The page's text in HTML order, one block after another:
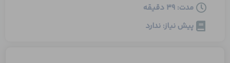
مدت: 39 دقیقه
پیش نیاز: ندارد